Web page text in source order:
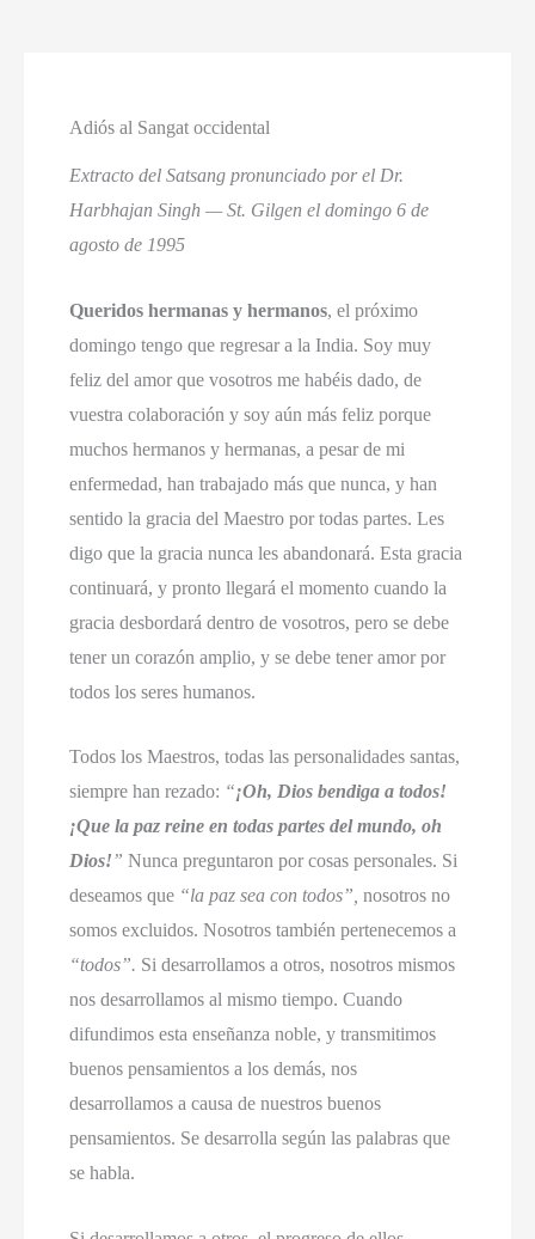
Adiós al Sangat occidental
Extracto del Satsang pronunciado por el Dr.
Harbhajan Singh — St. Gilgen el domingo 6 de
agosto de 1995
Queridos hermanas y hermanos, el próximo
domingo tengo que regresar a la India. Soy muy
feliz del amor que vosotros me habéis dado, de
vuestra colaboración y soy aún más feliz porque
muchos hermanos y hermanas, a pesar de mi
enfermedad, han trabajado más que nunca, y han
sentido la gracia del Maestro por todas partes. Les
digo que la gracia nunca les abandonará. Esta gracia
continuará, y pronto llegará el momento cuando la
gracia desbordará dentro de vosotros, pero se debe
tener un corazón amplio, y se debe tener amor por
todos los seres humanos.
Todos los Maestros, todas las personalidades santas,
siempre han rezado: “¡Oh, Dios bendiga a todos!
¡Que la paz reine en todas partes del mundo, oh
Dios!” Nunca preguntaron por cosas personales. Si
deseamos que “la paz sea con todos”, nosotros no
somos excluidos. Nosotros también pertenecemos a
“todos”. Si desarrollamos a otros, nosotros mismos
nos desarrollamos al mismo tiempo. Cuando
difundimos esta enseñanza noble, y transmitimos
buenos pensamientos a los demás, nos
desarrollamos a causa de nuestros buenos
pensamientos. Se desarrolla según las palabras que
se habla.